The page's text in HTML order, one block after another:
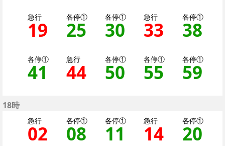
急行
19 19分はつ 急行大井町
各停①
25 25分はつ 各停
各停①
30 30分はつ
急行
33 33分
各停①
38
各停①
41 41分はつ 各停（二
急行
44 44分はつ 急行
各停①
50 50分はつ
各停①
55 55分
各停①
59
18時
急行
02 2分はつ 急行大井町
各停①
08 8分はつ 各停（
各停①
11 11分はつ
急行
14 14分
各停①
20